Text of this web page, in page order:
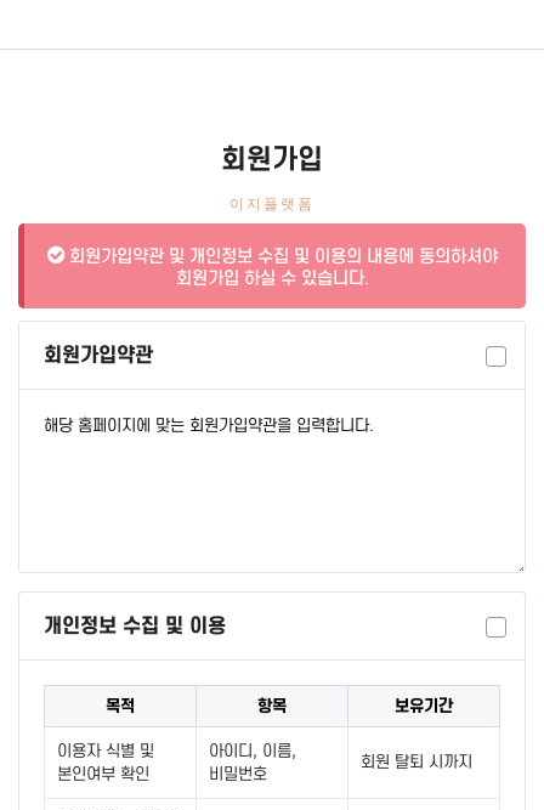
회원가입
이지플랫폼
회원가입약관 및 개인정보 수집 및 이용의 내용에 동의하셔야
회원가입 하실 수 있습니다.
회원가입약관
개인정보 수집 및 이용
목적 항목 보유기간
이용자 식별 및
본인여부 확인
아이디, 이름,
비밀번호
회원 탈퇴 시까지